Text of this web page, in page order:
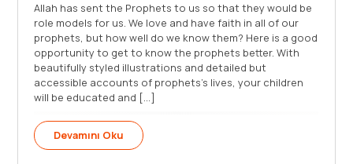
Allah has sent the Prophets to us so that they would be
role models for us. We love and have faith in all of our
prophets, but how well do we know them? Here is a good
opportunity to get to know the prophets better. With
beautifully styled illustrations and detailed but
accessible accounts of prophets’s lives, your children
will be educated and [...]
Devamını Oku